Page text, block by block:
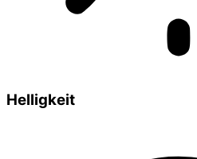
Helligkeit